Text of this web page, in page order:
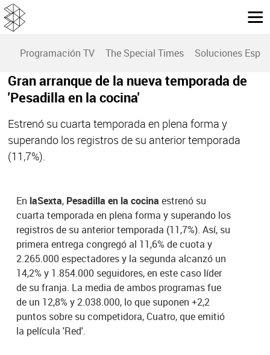
Programación TV The Special Times Soluciones
Gran arranque de la nueva temporada de
'Pesadilla en la cocina'
Estrenó su cuarta temporada en plena forma y
superando los registros de su anterior temporada
(11,7%).
En laSexta, Pesadilla en la cocinaestrenó su
cuarta temporada en plena forma y superando los
registros de su anterior temporada (11,7%). Así, su
primera entrega congregó al 11,6% de cuota y
2.265.000 espectadores y la segunda alcanzó un
14,2% y 1.854.000 seguidores, en este caso líder
de su franja. La media de ambos programas fue
de un 12,8% y 2.038.000, lo que suponen +2,2
puntos sobre su competidora, Cuatro, que emitió
la película 'Red'.